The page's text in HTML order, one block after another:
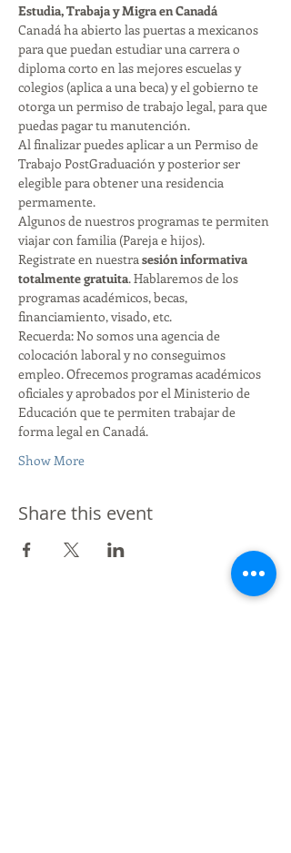
Estudia, Trabaja y Migra en Canadá
Canadá ha abierto las puertas a mexicanos
para que puedan estudiar una carrera o
diploma corto en las mejores escuelas y
colegios (aplica a una beca) y el gobierno te
otorga un permiso de trabajo legal, para que
puedas pagar tu manutención.
Al finalizar puedes aplicar a un Permiso de
Trabajo PostGraduación y posterior ser
elegible para obtener una residencia
permamente.
Algunos de nuestros programas te permiten
viajar con familia (Pareja e hijos).
Registrate en nuestra sesión informativa
totalmente gratuita. Hablaremos de los
programas académicos, becas,
financiamiento, visado, etc.
Recuerda: No somos una agencia de
colocación laboral y no conseguimos
empleo. Ofrecemos programas académicos
oficiales y aprobados por el Ministerio de
Educación que te permiten trabajar de
forma legal en Canadá.
Show More
Share this event